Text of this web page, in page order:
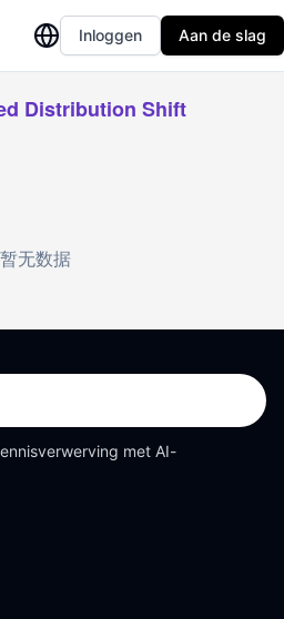
Inloggen Aan de slag
Distribution Shift
暂无数据
met AI-